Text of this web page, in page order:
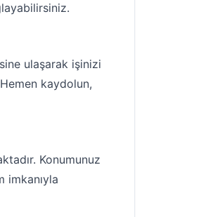
ulaşarak işinizi
kaydolun,
Konumunuz
imkanıyla